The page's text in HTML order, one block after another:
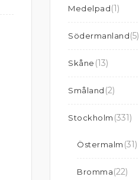
Medelpad(1)
Södermanland(5)
Skåne (13)
Småland (2)
Stockholm (331)
Östermalm (31)
Bromma(22)